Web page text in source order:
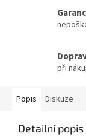
při
Popis Diskuze
Detailní